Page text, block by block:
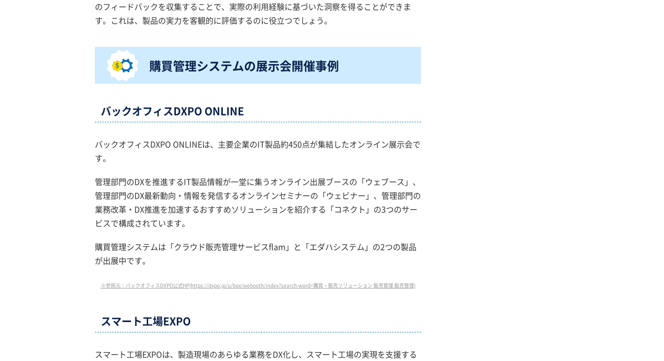
のフィードバックを収集することで、実際の利用経験に基づいた洞察を得ることができま
す。これは、製品の実力を客観的に評価するのに役立つでしょう。
購買管理システムの展示会開催事例
バックオフィスDXPO ONLINE
バックオフィスDXPO ONLINEは、主要企業のIT製品約450点が集結したオンライン展示会で
す。
管理部門のDXを推進するIT製品情報が一堂に集うオンライン出展ブースの「ウェブース」、
管理部門のDX最新動向・情報を発信するオンラインセミナーの「ウェビナー」、管理部門の
業務改革・DX推進を加速するおすすめソリューションを紹介する「コネクト」の3つのサー
ビスで構成されています。
購買管理システムは「クラウド販売管理サービスflam」と「エダハシステム」の2つの製品
が出展中です。
※参照元：バックオフィスDXPO公式HP(https://dxpo.jp/u/box/webooth/index?search-word=購買・販売ソリューション 販売管理 販売管理)
スマート工場EXPO
スマート工場EXPOは、製造現場のあらゆる業務をDX化し、スマート工場の実現を支援する